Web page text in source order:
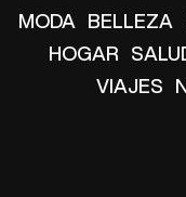
MODA BELLEZA
HOGAR
VIAJES